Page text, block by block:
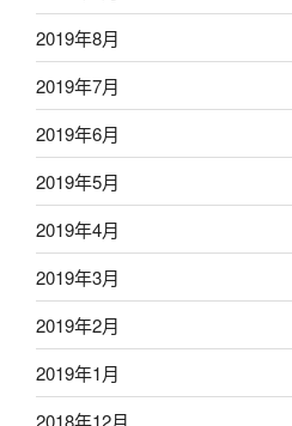
2019年8月
2019年7月
2019年6月
2019年5月
2019年4月
2019年3月
2019年2月
2019年1月
2018年12月